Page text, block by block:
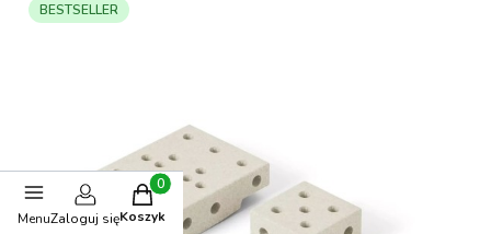
BESTSELLER
MenuZaloguj się
Produkty w koszyku: 0. Zobacz szczegóły
Koszyk